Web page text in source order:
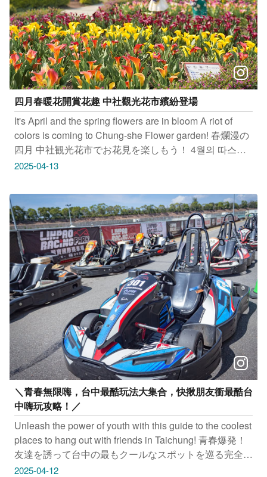
四月春暖花開賞花趣 中社觀光花市繽紛登場
It's April and the spring flowers are in bloom A riot of
colors is coming to Chung-she Flower garden! 春爛漫の
四月 中社観光花市でお花見を楽しもう！ 4월의 따스한
봄꽃놀이중서 관광 꽃시장의 화려한 오픈. #中社觀光花
Tag@taichungtravels 就有機會讓你的美照在大玩台中
FB、IG、微博及臺中觀光旅遊網上曝光喔！
#taichungtravels #travel #scenery #Landscape #taiwan
#taichung #discovertaichung #여행 #풍경 #観光 #旅行 #
風景 #台中 #大玩台中 #台中景點 #打卡景點 #台中風景 #
台中旅遊‌‌‌ #中社觀光花市
2025-04-13
＼青春無限嗨，台中最酷玩法大集合，快揪朋友衝最酷台
中嗨玩攻略！／
Unleash the power of youth with this guide to the coolest
places to hang out with friends in Taichung! 青春爆発！
友達を誘って台中の最もクールなスポットを巡る完全攻
略ガイド！ 영원한 청춘 : 친구들과 가장 멋진 타이중을
2025-04-12